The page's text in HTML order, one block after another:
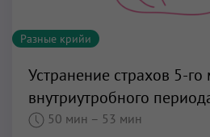
Разные крийи
Устранение страхов 5-го
внутриутробного
50 мин – 53 мин